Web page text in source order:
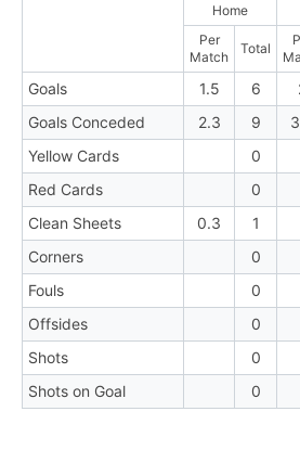
Home
Per
Match
Total
Goals 1.5 6
Goals Conceded
2.3 9
Yellow Cards
0
Red Cards
0
Clean Sheets
0.3 1
Corners
0
Fouls
0
Offsides
0
Shots
0
Shots on Goal
0